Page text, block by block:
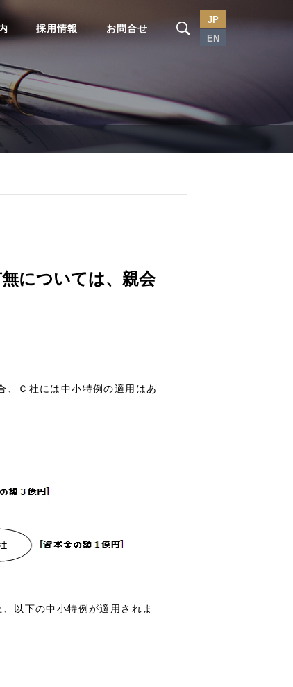
採用情報 お問合せ
JP
EN
については、親会
、Ｃ社には中小特例の適用はあ
以下の中小特例が適用されま